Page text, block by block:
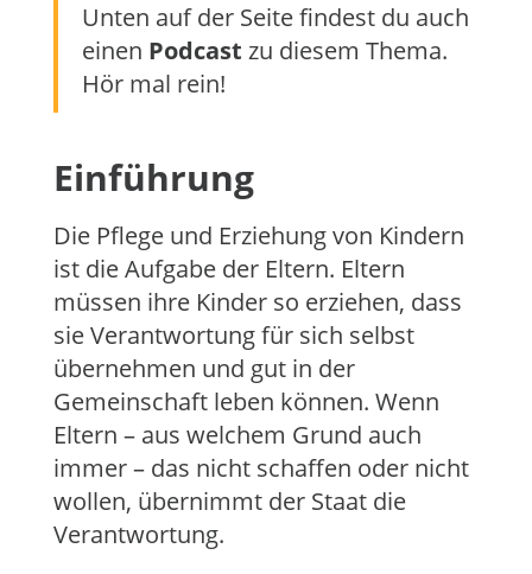
Unten auf der Seite findest du auch
einen Podcast zu diesem Thema.
Hör mal rein!
Einführung
Die Pflege und Erziehung von Kindern
ist die Aufgabe der Eltern. Eltern
müssen ihre Kinder so erziehen, dass
sie Verantwortung für sich selbst
übernehmen und gut in der
Gemeinschaft leben können. Wenn
Eltern – aus welchem Grund auch
immer – das nicht schaffen oder nicht
wollen, übernimmt der Staat die
Verantwortung.